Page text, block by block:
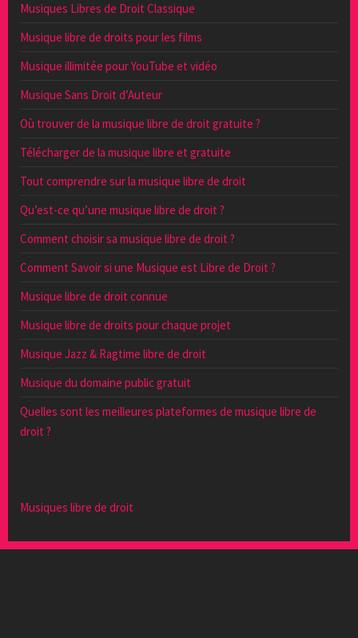
Musiques Libres de Droit Classique
Musique libre de droits pour les films
Musique illimitée pour YouTube et vidéo
Musique Sans Droit d’Auteur
Où trouver de la musique libre de droit gratuite ?
Télécharger de la musique libre et gratuite
Tout comprendre sur la musique libre de droit
Qu’est-ce qu’une musique libre de droit ?
Comment choisir sa musique libre de droit ?
Comment Savoir si une Musique est Libre de Droit ?
Musique libre de droit connue
Musique libre de droits pour chaque projet
Musique Jazz & Ragtime libre de droit
Musique du domaine public gratuit
Quelles sont les meilleures plateformes de musique libre de
droit ?
Musiques libre de droit